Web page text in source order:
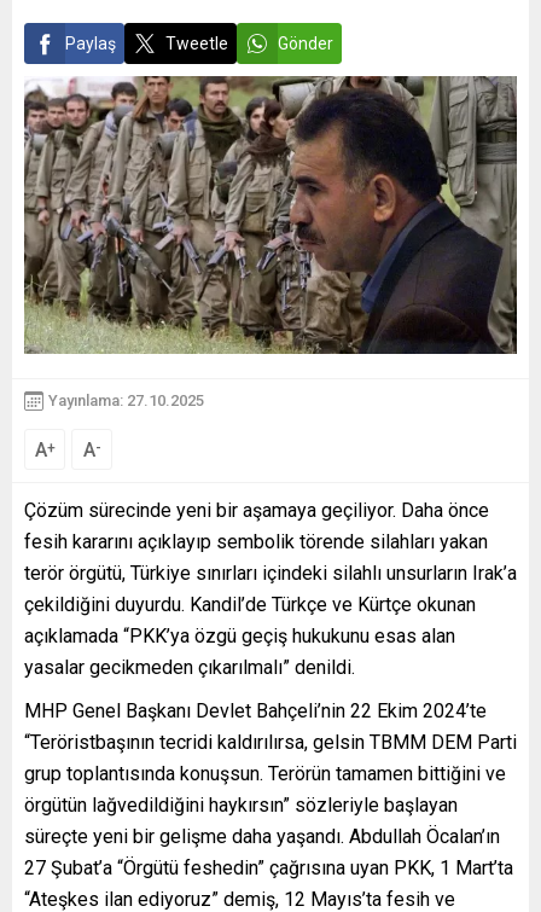
Paylaş Tweetle Gönder
Yayınlama: 27.10.2025
A+ A-
Çözüm sürecinde yeni bir aşamaya geçiliyor. Daha önce
fesih kararını açıklayıp sembolik törende silahları yakan
terör örgütü, Türkiye sınırları içindeki silahlı unsurların Irak’a
çekildiğini duyurdu. Kandil’de Türkçe ve Kürtçe okunan
açıklamada “PKK’ya özgü geçiş hukukunu esas alan
yasalar gecikmeden çıkarılmalı” denildi.
MHP Genel Başkanı Devlet Bahçeli’nin 22 Ekim 2024’te
“Teröristbaşının tecridi kaldırılırsa, gelsin TBMM DEM Parti
grup toplantısında konuşsun. Terörün tamamen bittiğini ve
örgütün lağvedildiğini haykırsın” sözleriyle başlayan
süreçte yeni bir gelişme daha yaşandı. Abdullah Öcalan’ın
27 Şubat’a “Örgütü feshedin” çağrısına uyan PKK, 1 Mart’ta
“Ateşkes ilan ediyoruz” demiş, 12 Mayıs’ta fesih ve